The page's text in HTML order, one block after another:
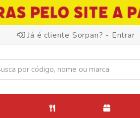
Já é cliente Sorpan? - Entrar